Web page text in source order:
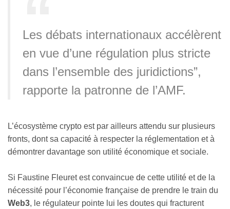
Les débats internationaux accélèrent
en vue d’une régulation plus stricte
dans l’ensemble des juridictions”,
rapporte la patronne de l’AMF.
L’écosystème crypto est par ailleurs attendu sur plusieurs
fronts, dont sa capacité à respecter la réglementation et à
démontrer davantage son utilité économique et sociale.
Si Faustine Fleuret est convaincue de cette utilité et de la
nécessité pour l’économie française de prendre le train du
Web3, le régulateur pointe lui les doutes qui fracturent